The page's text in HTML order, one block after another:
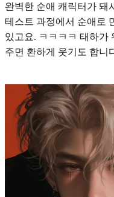
완벽한 순애 캐릭터가 돼
테스트 과정에서 순애로
있고요. ㅋㅋㅋㅋ 태하가
주면 환하게 웃기도 합니